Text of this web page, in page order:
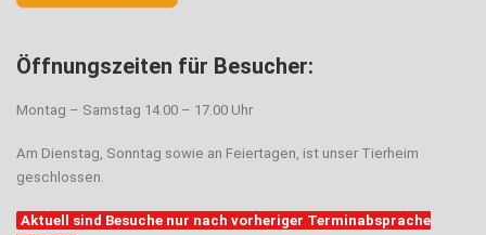
Öffnungszeiten für Besucher:
Montag – Samstag 14.00 – 17.00 Uhr
Am Dienstag, Sonntag sowie an Feiertagen, ist unser Tierheim
geschlossen.
Aktuell sind Besuche nur nach vorheriger Terminabsprache